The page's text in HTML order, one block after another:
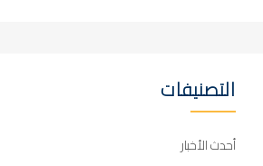
التصنيفات
أحدث الأخبار